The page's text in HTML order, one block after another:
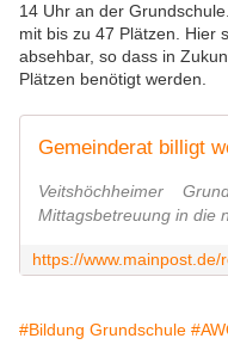
14 Uhr an der
mit bis zu 47 Plätzen. Hier
absehbar, so dass in
Plätzen benötigt werden.
Veitshöchheimer
Mittagsbetreuung in die
#Bildung Grundschule